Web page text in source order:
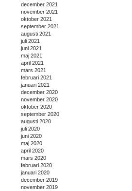
december 2021
november 2021
oktober 2021
september 2021
augusti 2021
juli 2021
juni 2021
maj 2021
april 2021
mars 2021
februari 2021
januari 2021
december 2020
november 2020
oktober 2020
september 2020
augusti 2020
juli 2020
juni 2020
maj 2020
april 2020
mars 2020
februari 2020
januari 2020
december 2019
november 2019